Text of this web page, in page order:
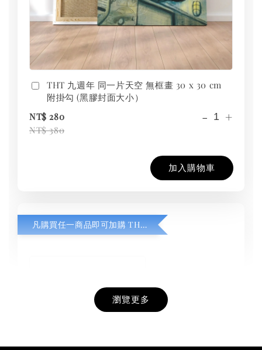
THT 九週年 同一片天空 無框畫 30 x 30 cm
附掛勾 (黑膠封面大小）
NT$ 280
NT$ 380
- +
加入購物車
凡購買任一商品即可加購 THT 九週年紀念 T-shirt
瀏覽更多